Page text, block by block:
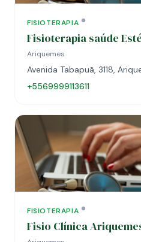
FISIOTERAPIA
Fisioterapia saúde
Ariquemes
Avenida Tabapuã, 3118,
+5569999113611
FISIOTERAPIA
Fisio Clínica